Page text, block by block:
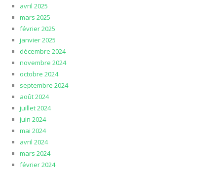
avril 2025
mars 2025
février 2025
janvier 2025
décembre 2024
novembre 2024
octobre 2024
septembre 2024
août 2024
juillet 2024
juin 2024
mai 2024
avril 2024
mars 2024
février 2024